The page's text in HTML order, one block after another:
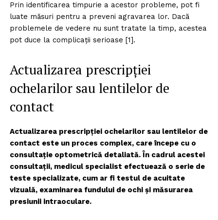
Prin identificarea timpurie a acestor probleme, pot fi
luate măsuri pentru a preveni agravarea lor. Dacă
problemele de vedere nu sunt tratate la timp, acestea
pot duce la complicații serioase [1].
Actualizarea prescripției
ochelarilor sau lentilelor de
contact
Actualizarea prescripției ochelarilor sau lentilelor de
contact este un proces complex, care începe cu o
consultație optometrică detaliată. În cadrul acestei
consultații, medicul specialist efectuează o serie de
teste specializate, cum ar fi testul de acuitate
vizuală, examinarea fundului de ochi și măsurarea
presiunii intraoculare.